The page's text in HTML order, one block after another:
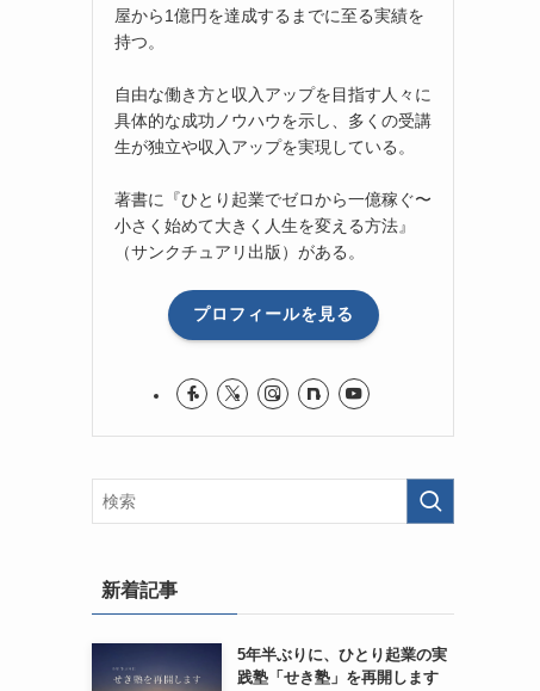
屋から1億円を達成するまでに至る実績を
持つ。
自由な働き方と収入アップを目指す人々に
具体的な成功ノウハウを示し、多くの受講
生が独立や収入アップを実現している。
著書に『ひとり起業でゼロから一億稼ぐ〜
小さく始めて大きく人生を変える方法』
（サンクチュアリ出版）がある。
プロフィールを見る
新着記事
5年半ぶりに、ひとり起業の実
践塾「せき塾」を再開します